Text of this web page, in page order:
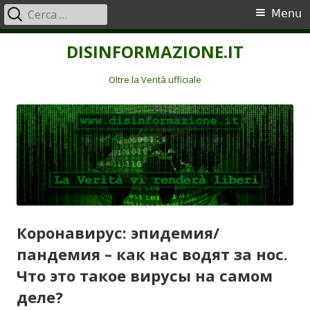
DISINFORMAZIONE.IT
Oltre la Verità ufficiale
Menu
principale
Menu
Ricerca
per:
Коронавирус: эпидемия/
пандемия – как нас водят за нос.
Что это такое вирусы на самом
деле?